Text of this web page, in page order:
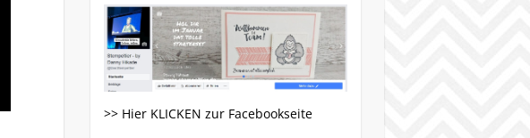
>> Hier KLICKEN zur Facebookseite